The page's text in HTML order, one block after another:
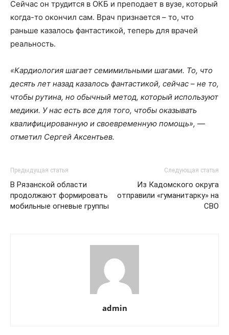
Сейчас он трудится в ОКБ и преподает в вузе, который
когда-то окончил сам. Врач признается – то, что
раньше казалось фантастикой, теперь для врачей
реальность.
«Кардиология шагает семимильными шагами. То, что
десять лет назад казалось фантастикой, сейчас – не то,
чтобы рутина, но обычный метод, который используют
медики. У нас есть все для того, чтобы оказывать
квалифицированную и своевременную помощь», —
отметил Сергей Аксентьев.
Предыдущая статья
В Рязанской области
продолжают формировать
мобильные огневые группы
Следующая статья
Из Кадомского округа
отправили «гуманитарку» на
СВО
admin